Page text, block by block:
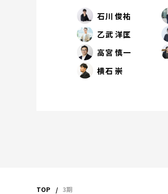
石川 俊祐
乙武 洋匡
高宮 慎一
横石 崇
TOP 3期